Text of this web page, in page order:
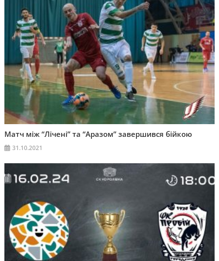
Матч між “Лічені” та “Аразом” завершився бійкою
31.10.2021